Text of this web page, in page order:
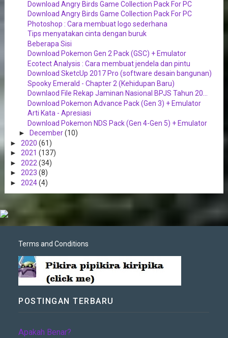
Download Angry Birds Game Collection Pack For PC
Download Angry Birds Game Collection Pack For PC
Photoshop : Cara membuat logo sederhana
Tips menyatakan cinta dengan buruk
Beberapa Sisi
Download Pokemon Gen 2 Pack (GSC) + Emulator
Ecotect Analysis : Cara membuat jendela dan pintu
Download SketcUp 2017 Pro (software desain bangunan)
Spooky Emerald - Chapter 2 (Kehidupan Baru)
Downlaod File Rekap Jaminan Nasional BPJS Tahun 20...
Download Pokemon Advance Pack (Gen 3) + Emulator
Arti Kata - Apresiasi
Download Pokemon NDS Pack (Gen 4-Gen 5) + Emulator
►
December(10)
► 2020 (61)
► 2021 (137)
► 2022 (34)
► 2023 (8)
► 2024(4)
Terms and Conditions
POSTINGAN TERBARU
Apakah Benar?